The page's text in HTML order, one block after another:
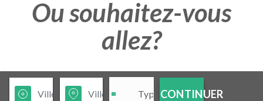
Ou souhaitez-vous
allez?
CONTINUER